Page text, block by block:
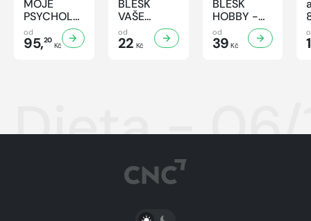
MOJE
PSYCHOLOGIE
- 8/2026
od
95,20
Kč
BLESK
VAŠE
RECEPTY -
8/2026
od
22 Kč
BLESK
HOBBY -
8/2026
od
39 Kč
Dieta - 06/
PŘEPNOUT SVĚTLÝ/TMAVÝ REŽIM